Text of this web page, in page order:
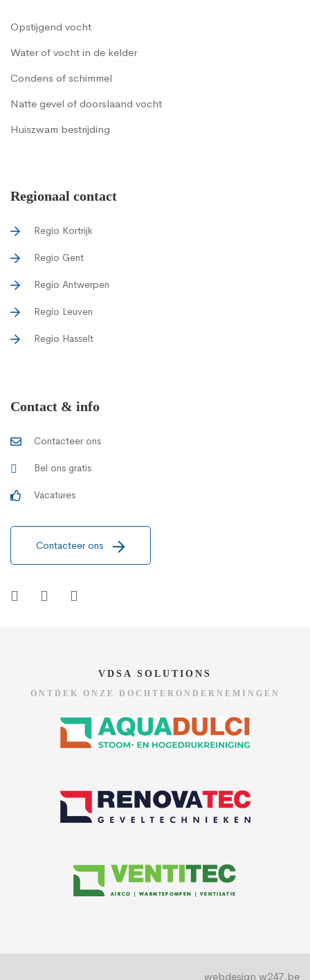
Opstijgend vocht
Water of vocht in de kelder
Condens of schimmel
Natte gevel of doorslaand vocht
Huiszwam bestrijding
Regionaal contact
Regio Kortrijk
Regio Gent
Regio Antwerpen
Regio Leuven
Regio Hasselt
Contact & info
Contacteer ons
Bel ons gratis
Vacatures
Contacteer ons
VDSA SOLUTIONS
ONTDEK ONZE DOCHTERONDERNEMINGEN
webdesign w247.be